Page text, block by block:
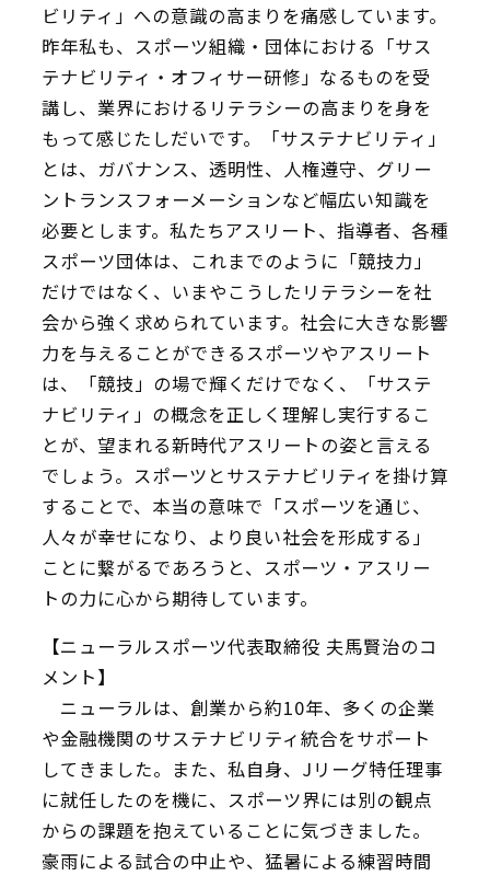
ビリティ」への意識の高まりを痛感しています。
昨年私も、スポーツ組織・団体における「サス
テナビリティ・オフィサー研修」なるものを受
講し、業界におけるリテラシーの高まりを身を
もって感じたしだいです。「サステナビリティ」
とは、ガバナンス、透明性、人権遵守、グリー
ントランスフォーメーションなど幅広い知識を
必要とします。私たちアスリート、指導者、各種
スポーツ団体は、これまでのように「競技力」
だけではなく、いまやこうしたリテラシーを社
会から強く求められています。社会に大きな影響
力を与えることができるスポーツやアスリート
は、「競技」の場で輝くだけでなく、「サステ
ナビリティ」の概念を正しく理解し実行するこ
とが、望まれる新時代アスリートの姿と言える
でしょう。スポーツとサステナビリティを掛け算
することで、本当の意味で「スポーツを通じ、
人々が幸せになり、より良い社会を形成する」
ことに繋がるであろうと、スポーツ・アスリー
トの力に心から期待しています。
【ニューラルスポーツ代表取締役 夫馬賢治のコ
メント】
ニューラルは、創業から約10年、多くの企業
や金融機関のサステナビリティ統合をサポート
してきました。また、私自身、Jリーグ特任理事
に就任したのを機に、スポーツ界には別の観点
からの課題を抱えていることに気づきました。
豪雨による試合の中止や、猛暑による練習時間